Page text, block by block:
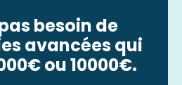
besoin de
avancées qui
ou 10000€.